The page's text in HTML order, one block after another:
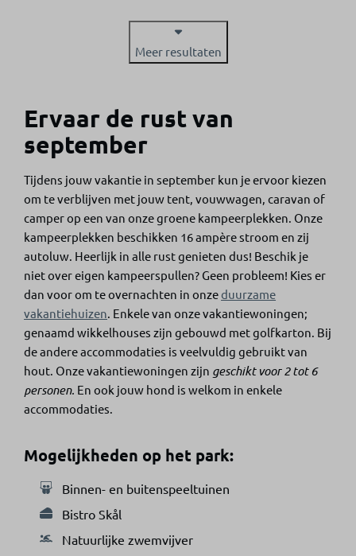
Meer resultaten
Ervaar de rust van
september
Tijdens jouw vakantie in september kun je ervoor kiezen
om te verblijven met jouw tent, vouwwagen, caravan of
camper op een van onze groene kampeerplekken. Onze
kampeerplekken beschikken 16 ampère stroom en zij
autoluw. Heerlijk in alle rust genieten dus! Beschik je
niet over eigen kampeerspullen? Geen probleem! Kies er
dan voor om te overnachten in onzeduurzame
vakantiehuizen. Enkele van onze vakantiewoningen;
genaamd wikkelhouses zijn gebouwd met golfkarton. Bij
de andere accommodaties is veelvuldig gebruikt van
hout. Onze vakantiewoningen zijn geschikt voor 2 tot 6
personen. En ook jouw hond is welkom in enkele
accommodaties.
Mogelijkheden op het park:
Binnen- en buitenspeeltuinen
Bistro Skål
Natuurlijke zwemvijver